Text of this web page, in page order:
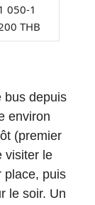
050-1
THB
bus depuis
environ
(premier
visiter le
place, puis
le soir. Un